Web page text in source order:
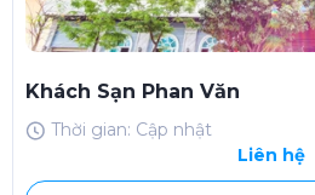
Khách Sạn Phan Văn
Thời gian: Cập nhật
Liên hệ